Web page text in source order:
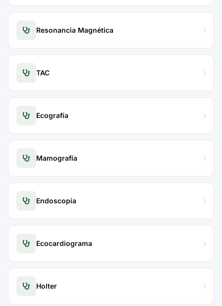
Resonancia Magnética
TAC
Ecografía
Mamografía
Endoscopia
Ecocardiograma
Holter